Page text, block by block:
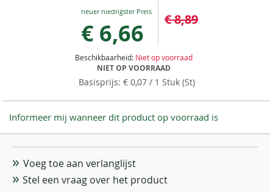
Special
€ 6,66 € 8,89
€ 0,07/ 1 Stuk (St)
Beschikbaarheid: Niet op voorraad
NIET OP VOORRAAD
Informeer mij wanneer dit product op voorraad is
Voeg toe aan verlanglijst
Stel een vraag over het product